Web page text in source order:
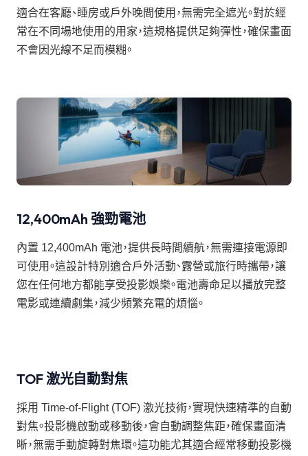
適合在客廳、睡房或戶外晚間使用，無需完全遮光。對於經
常在不同場地使用的用家，這規格提供足夠彈性，確保畫面
不會因光線不足而模糊。
12,400mAh 強勁電池
內置 12,400mAh 電池，提供長時間續航，無需連接電源即
可使用。這設計特別適合戶外活動、露營或旅行時攜帶，讓
您在任何地方都能享受投影娛樂。電池壽命足以播放完整
電影或連續劇集，減少頻繁充電的煩惱。
TOF 激光自動對焦
採用 Time-of-Flight (TOF) 激光技術，實現快速精準的自動
對焦。投影機啟動或移動後，會自動調整焦距，確保畫面清
晰，無需手動旋轉對焦環。這功能尤其適合經常移動投影機